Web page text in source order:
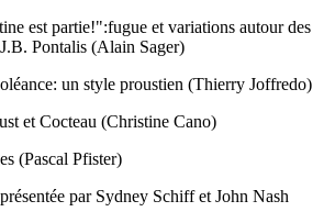
est partie!":fugue et variations autour des
Pontalis (Alain Sager)
un style proustien (Thierry Joffredo)
et Cocteau (Christine Cano)
(Pascal Pfister)
par Sydney Schiff et John Nash